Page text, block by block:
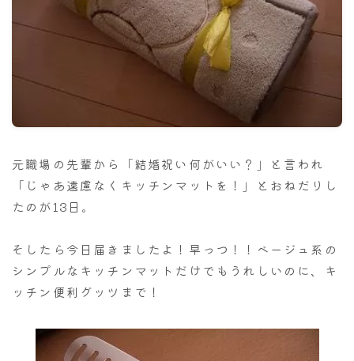
元職場の先輩から「結婚祝い何がいい？」と言われ
「じゃあ遠慮なくキッチンマットを！」とおねだりし
たのが13日。
そしたら今日届きましたよ！早っつ！！ベージュ系の
シンプルなキッチンマットだけでもうれしいのに、キ
ッチン便利グッツまで！